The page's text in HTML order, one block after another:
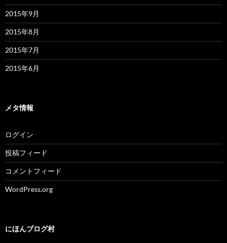
2015年9月
2015年8月
2015年7月
2015年6月
メタ情報
ログイン
投稿フィード
コメントフィード
WordPress.org
にほんブログ村